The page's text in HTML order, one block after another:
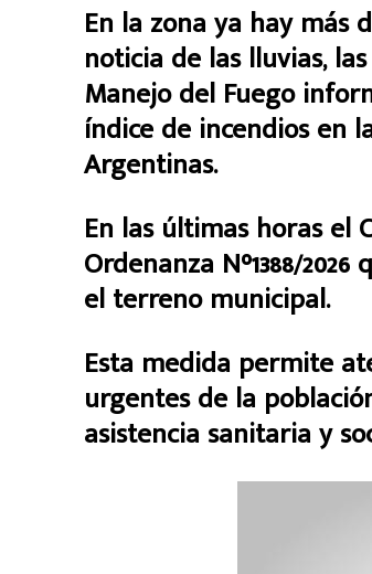
En la zona ya hay más
noticia de las lluvias,
Manejo del Fuego
índice de incendios en
Argentinas.
En las últimas horas el
Ordenanza N°1388/
el terreno municipal.
Esta medida permite
urgentes de la
asistencia sanitaria y